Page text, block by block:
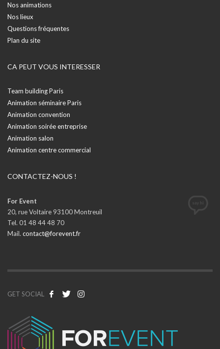
Nos animations
Nos lieux
Questions fréquentes
Plan du site
CA PEUT VOUS INTERESSER
Team building Paris
Animation séminaire Paris
Animation convention
Animation soirée entreprise
Animation salon
Animation centre commercial
CONTACTEZ-NOUS !
For Event
20, rue Voltaire 93100 Montreuil
Tel. 01 48 44 48 70
Mail. contact@forevent.fr
GET SOCIAL